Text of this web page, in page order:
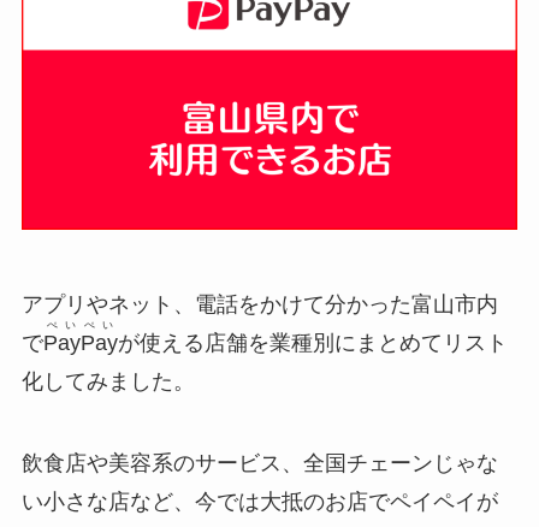
アプリやネット、電話をかけて分かった富山市内
でPayPay
ぺいぺい
が使える店舗を業種別にまとめてリスト
化してみました。
飲食店や美容系のサービス、全国チェーンじゃな
い小さな店など、今では大抵のお店でペイペイが